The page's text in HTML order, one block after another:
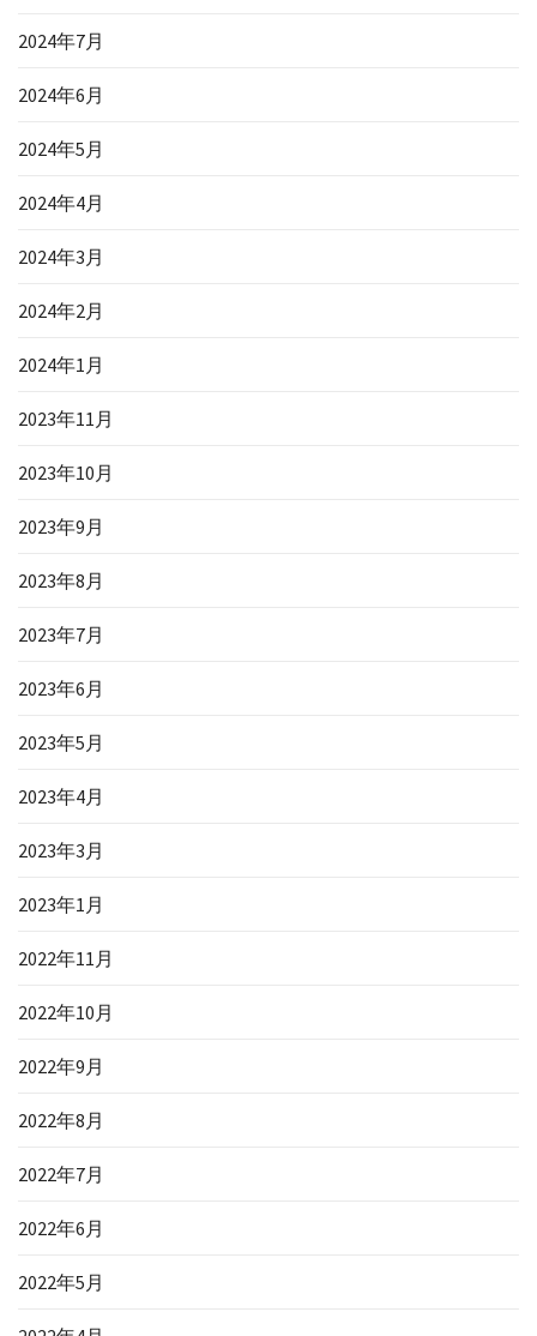
2024年7月
2024年6月
2024年5月
2024年4月
2024年3月
2024年2月
2024年1月
2023年11月
2023年10月
2023年9月
2023年8月
2023年7月
2023年6月
2023年5月
2023年4月
2023年3月
2023年1月
2022年11月
2022年10月
2022年9月
2022年8月
2022年7月
2022年6月
2022年5月